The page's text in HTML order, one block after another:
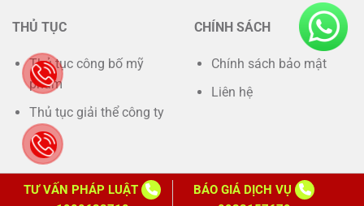
THỦ TỤC
Thủ tục công bố mỹ
phẩm
Thủ tục giải thể công ty
CHÍNH SÁCH
Chính sách bảo mật
Liên hệ
TƯ VẤN PHÁP LUẬT
BÁO GIÁ DỊCH VỤ